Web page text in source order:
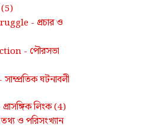
(5)
- প্রচার ও
- পৌরসভা
সাম্প্রতিক ঘটনাবলী
প্রাসঙ্গিক লিংক(4)
তথ্য ও পরিসংখ্যান